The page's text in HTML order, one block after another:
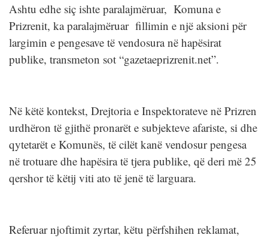
Ashtu edhe siç ishte paralajmëruar, Komuna e
Prizrenit, ka paralajmëruar fillimin e një aksioni për
largimin e pengesave të vendosura në hapësirat
publike, transmeton sot “gazetaeprizrenit.net”.
Në këtë kontekst, Drejtoria e Inspektorateve në Prizren
urdhëron të gjithë pronarët e subjekteve afariste, si dhe
qytetarët e Komunës, të cilët kanë vendosur pengesa
në trotuare dhe hapësira të tjera publike, që deri më 25
qershor të këtij viti ato të jenë të larguara.
Referuar njoftimit zyrtar, këtu përfshihen reklamat,